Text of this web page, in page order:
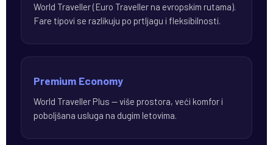
World Traveller (Euro Traveller na evropskim rutama).
Fare tipovi se razlikuju po prtljagu i fleksibilnosti.
Premium Economy
World Traveller Plus — više prostora, veći komfor i
poboljšana usluga na dugim letovima.